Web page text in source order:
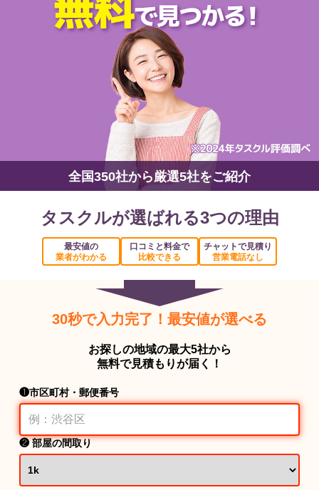
全国350社から厳選5社をご紹介
タスクルが選ばれる3つの理由
最安値の
業者がわかる
口コミと料金で
比較できる
チャットで見積り
営業電話なし
30秒で入力完了！最安値が選べる
お探しの地域の最大5社から
無料で見積もりが届く！
❶市区町村・郵便番号
❷ 部屋の間取り